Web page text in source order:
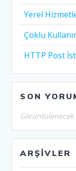
Yerel
Çoklu
HTTP Post
SON
ARŞIVLER